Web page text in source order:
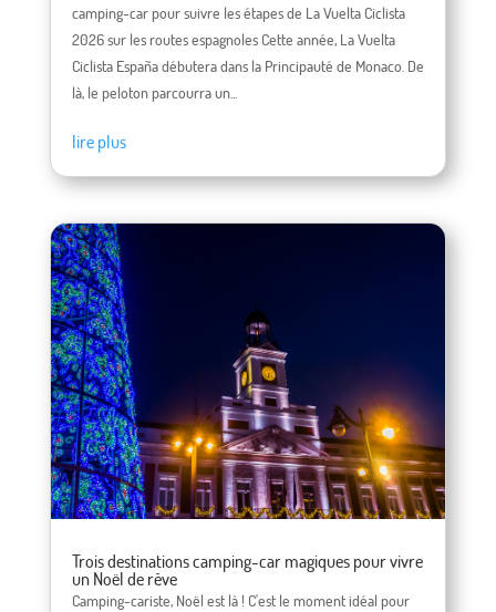
camping-car pour suivre les étapes de La Vuelta Ciclista
2026 sur les routes espagnoles Cette année, La Vuelta
Ciclista España débutera dans la Principauté de Monaco. De
là, le peloton parcourra un...
lire plus
Trois destinations camping-car magiques pour vivre
un Noël de rêve
Camping-cariste, Noël est là ! C'est le moment idéal pour